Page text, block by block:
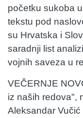
početku sukoba
tekstu pod
su Hrvatska i
saradnji list
vojnih saveza u
VEČERNJE
iz naših redova",
Aleksandar